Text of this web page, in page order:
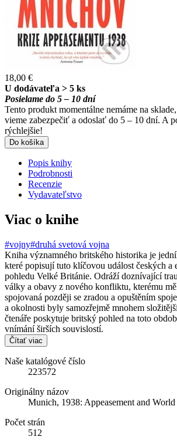
18,00 €
U dodávateľa > 5 ks
Posielame do 5 – 10 dní
Tento produkt momentálne nemáme na
vieme zabezpečiť a odoslať do 5 – 10 dní. A
rýchlejšie!
Do košíka
Popis knihy
Podrobnosti
Recenzie
Vydavateľstvo
Viac o knihe
#vojny#druhá svetová vojna
Kniha významného britského historika je
které popisují tuto klíčovou událost českých a
pohledu Velké Británie. Odráží doznívající
války a obavy z nového konfliktu, kterému
spojovaná později se zradou a opuštěním
a okolnosti byly samozřejmě mnohem
čtenáře poskytuje britský pohled na toto
vnímání širších souvislostí.
Čítať viac
Naše katalógové číslo
223572
Originálny názov
Munich, 1938: Appeasement and
Počet strán
512